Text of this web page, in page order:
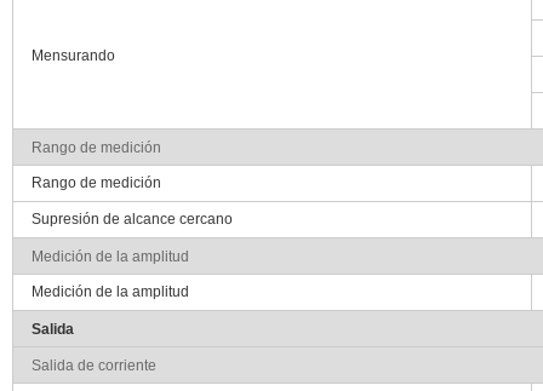
Mensurando
Rango de medición
Rango de medición
Supresión de alcance cercano
Medición de la amplitud
Medición de la amplitud
Salida
Salida de corriente